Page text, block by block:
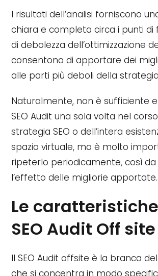
I risultati dell’analisi forniscono
chiara e completa circa i punti di
di debolezza dell’ottimizzazione
consentono di apportare dei
alle parti più deboli della
Naturalmente, non è sufficiente
SEO Audit una sola volta nel
strategia SEO o dell’intera
spazio virtuale, ma è molto
ripeterlo periodicamente, così
l’effetto delle migliorie apportate.
Le
SEO Audit Off site
Il SEO Audit offsite è la branca del